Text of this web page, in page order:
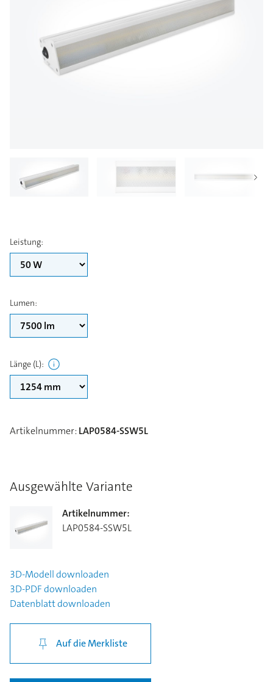
Leistung:
Lumen:
Länge (L):
Artikelnummer:LAP0584-SSW5L
Ausgewählte Variante
Artikelnummer:
LAP0584-SSW5L
3D-Modelldownloaden
3D-PDFdownloaden
Datenblattdownloaden
Auf die Merkliste